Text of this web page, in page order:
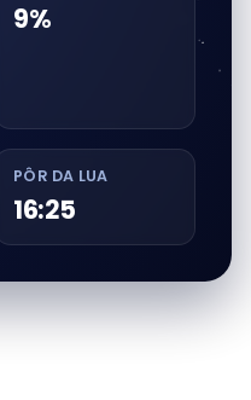
9%
PÔR DA LUA
16:25